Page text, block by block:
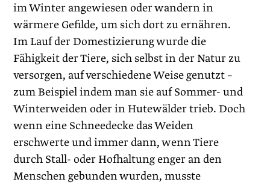
im Winter angewiesen oder wandern in
wärmere Gefilde, um sich dort zu ernähren.
Im Lauf der Domestizierung wurde die
Fähigkeit der Tiere, sich selbst in der Natur zu
versorgen, auf verschiedene Weise genutzt –
zum Beispiel indem man sie auf Sommer- und
Winterweiden oder in Hutewälder trieb. Doch
wenn eine Schneedecke das Weiden
erschwerte und immer dann, wenn Tiere
durch Stall- oder Hofhaltung enger an den
Menschen gebunden wurden, musste